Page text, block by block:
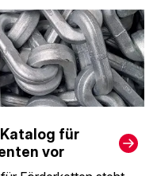
für
vor